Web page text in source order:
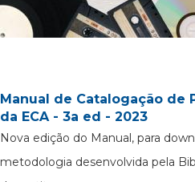
Manual de Catalogação de
da ECA - 3a ed - 2023
Nova edição do Manual, para
metodologia desenvolvida pela